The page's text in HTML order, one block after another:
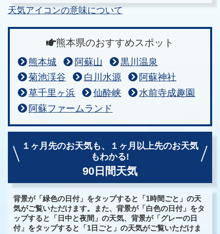
天気アイコンの意味について
熊本県のおすすめスポット
熊本城 阿蘇山
黒川温泉
菊池渓谷
白川水源
阿蘇神社
草千里ヶ浜
仙酔峡
水前寺成趣園
阿蘇ファームランド
１ヶ月先のお天気も、
１ヶ月以上先のお天気
もわかる!
90日間天気
背景が「緑色の日付」をタップすると「1時間ごと」の天
気がご覧いただけます。また、背景が「白色の日付」をタ
ップすると「日中と夜間」の天気、背景が「グレーの日
付」をタップすると「1日ごと」の天気がご覧いただけま